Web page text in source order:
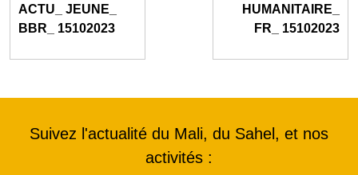
ACTU_ JEUNE_
BBR_ 15102023
HUMANITAIRE_
FR_ 15102023
Suivez l'actualité du Mali, du Sahel, et nos
activités :